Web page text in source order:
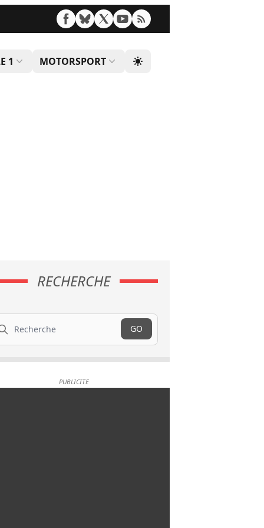
1 MOTORSPORT
RECHERCHE
GO